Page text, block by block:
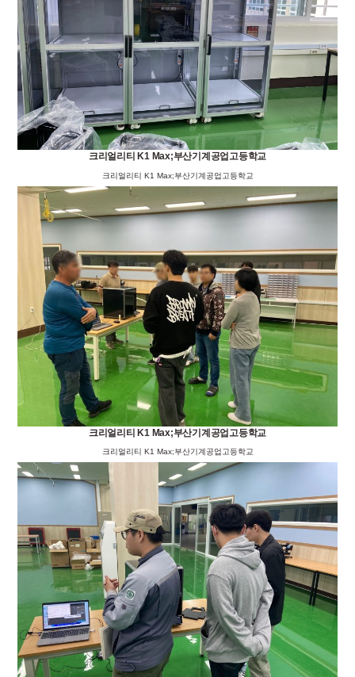
크리얼리티 K1 Max;부산기계공업고등학교
크리얼리티 K1 Max;부산기계공업고등학교
크리얼리티 K1 Max;부산기계공업고등학교
크리얼리티 K1 Max;부산기계공업고등학교